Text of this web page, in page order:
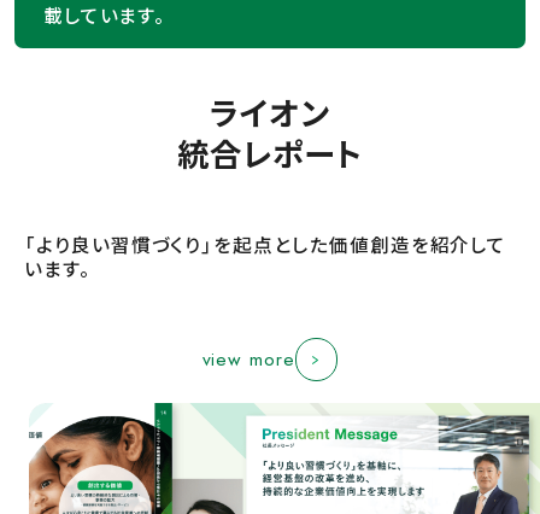
載しています。
view more
view more
ライオン
統合レポート
「より良い習慣づくり」を起点とした価値創造を紹介して
います。
view more
view more
view more